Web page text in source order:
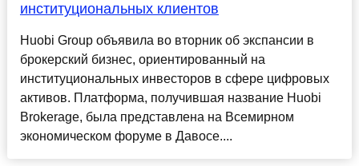
институциональных клиентов
Huobi Group объявила во вторник об экспансии в
брокерский бизнес, ориентированный на
институциональных инвесторов в сфере цифровых
активов. Платформа, получившая название Huobi
Brokerage, была представлена на Всемирном
экономическом форуме в Давосе....